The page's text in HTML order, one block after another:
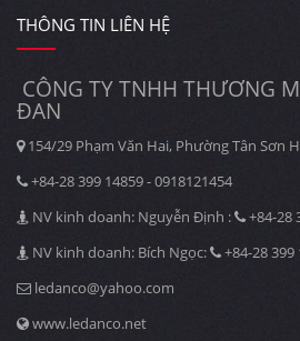
THÔNG TIN LIÊN HỆ
CÔNG TY TNHH THƯƠNG
ĐAN
154/29 Phạm Văn Hai, Phường Tân Sơn
+84-28 399 14859 - 0918121454
NV kinh doanh: Nguyễn Định :
+84-28
NV kinh doanh: Bích Ngọc:
+84-28 399
ledanco@yahoo.com
www.ledanco.net